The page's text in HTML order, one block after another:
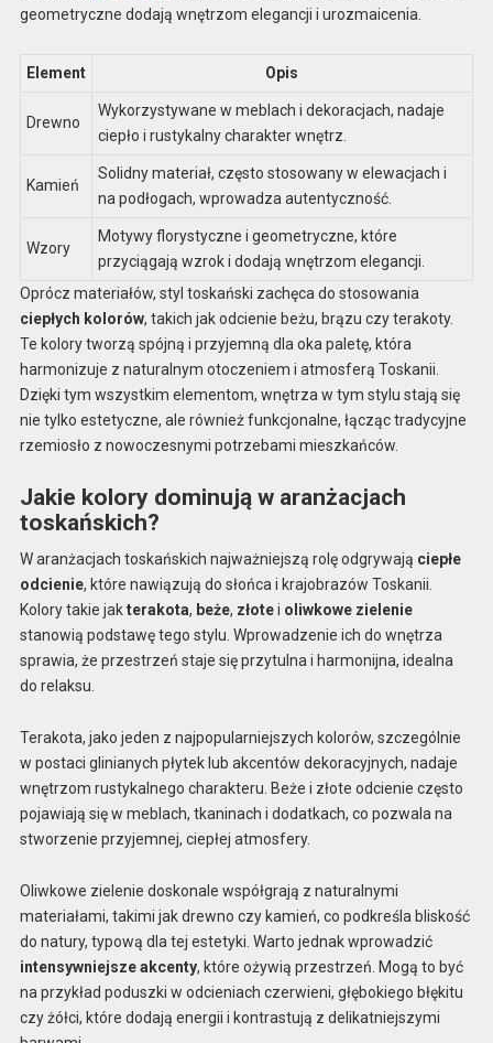
geometryczne dodają wnętrzom elegancji i urozmaicenia.
Element Opis
Drewno
Wykorzystywane w meblach i dekoracjach, nadaje
ciepło i rustykalny charakter wnętrz.
Kamień
Solidny materiał, często stosowany w elewacjach i
na podłogach, wprowadza autentyczność.
Wzory
Motywy florystyczne i geometryczne, które
przyciągają wzrok i dodają wnętrzom elegancji.
Oprócz materiałów, styl toskański zachęca do stosowania
ciepłych kolorów, takich jak odcienie beżu, brązu czy terakoty.
Te kolory tworzą spójną i przyjemną dla oka paletę, która
harmonizuje z naturalnym otoczeniem i atmosferą Toskanii.
Dzięki tym wszystkim elementom, wnętrza w tym stylu stają się
nie tylko estetyczne, ale również funkcjonalne, łącząc tradycyjne
rzemiosło z nowoczesnymi potrzebami mieszkańców.
Jakie kolory dominują w aranżacjach
toskańskich?
W aranżacjach toskańskich najważniejszą rolę odgrywają ciepłe
odcienie, które nawiązują do słońca i krajobrazów Toskanii.
Kolory takie jakterakota, beże, złotei oliwkowe zielenie
stanowią podstawę tego stylu. Wprowadzenie ich do wnętrza
sprawia, że przestrzeń staje się przytulna i harmonijna, idealna
do relaksu.
Terakota, jako jeden z najpopularniejszych kolorów, szczególnie
w postaci glinianych płytek lub akcentów dekoracyjnych, nadaje
wnętrzom rustykalnego charakteru. Beże i złote odcienie często
pojawiają się w meblach, tkaninach i dodatkach, co pozwala na
stworzenie przyjemnej, ciepłej atmosfery.
Oliwkowe zielenie doskonale współgrają z naturalnymi
materiałami, takimi jak drewno czy kamień, co podkreśla bliskość
do natury, typową dla tej estetyki. Warto jednak wprowadzić
intensywniejsze akcenty, które ożywią przestrzeń. Mogą to być
na przykład poduszki w odcieniach czerwieni, głębokiego błękitu
czy żółci, które dodają energii i kontrastują z delikatniejszymi